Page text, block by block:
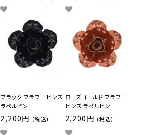
ブラック フラワー ピンズ
ラペルピン
2,200円 (税込)
ローズゴールド フラワー
ピンズ ラペルピン
2,200円 (税込)